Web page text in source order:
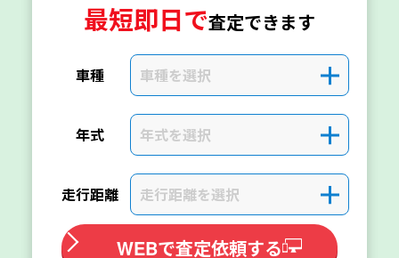
最短即日で査定できます
車種 車種を選択 ＋
年式 年式を選択 ＋
走行距離 走行距離を選択 ＋
WEBで査定依頼する